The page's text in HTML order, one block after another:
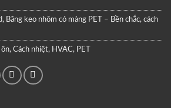
, Băng keo nhôm có màng PET – Bền chắc, cách
ôn, Cách nhiệt, HVAC, PET